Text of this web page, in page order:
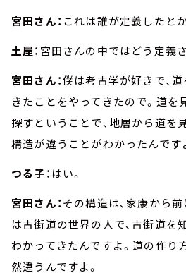
宮田さん： これは誰が定義したと
土屋： 宮田さんの中ではどう定義
宮田さん：僕は考古学が好きで、
きたことをやってきたので。道を
探すということで、地層から道を
構造が違うことがわかったんです
つる子： はい。
宮田さん：その構造は、家康から
は古街道の世界の人で、古街道を
わかってきたんですよ。道の作り
然違うんですよ。